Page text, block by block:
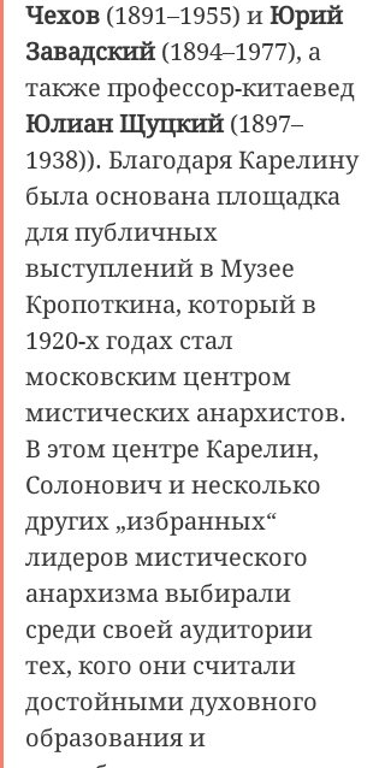
Чехов (1891–1955) и Юрий
Завадский (1894–1977), а
также профессор-китаевед
Юлиан Щуцкий (1897–
1938)). Благодаря Карелину
была основана площадка
для публичных
выступлений в Музее
Кропоткина, который в
1920-х годах стал
московским центром
мистических анархистов.
В этом центре Карелин,
Солонович и несколько
других „избранных“
лидеров мистического
анархизма выбирали
среди своей аудитории
тех, кого они считали
достойными духовного
образования и